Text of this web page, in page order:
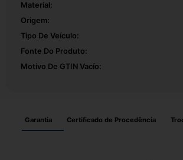
Material:
Origem:
Tipo De Veículo:
Fonte Do Produto:
Motivo De GTIN Vacío:
Garantia Certificado de Procedência